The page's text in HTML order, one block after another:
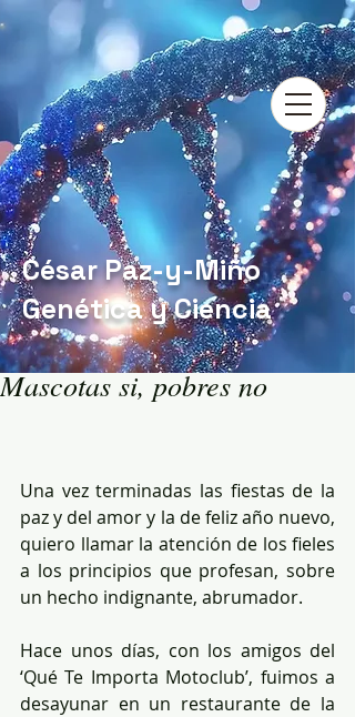
César Paz-y-Miño
Genética y Ciencia
Mascotas si, pobres no
Una vez terminadas las fiestas de la
paz y del amor y la de feliz año nuevo,
quiero llamar la atención de los fieles
a los principios que profesan, sobre
un hecho indignante, abrumador.
Hace unos días, con los amigos del
‘Qué Te Importa Motoclub’, fuimos a
desayunar en un restaurante de la